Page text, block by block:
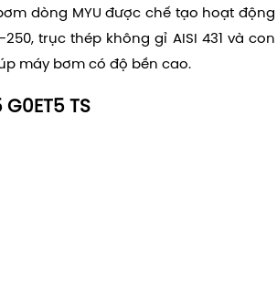
dòng MYU được chế tạo hoạt động
trục thép không gỉ AISI 431 và con
máy bơm có độ bền cao.
TS